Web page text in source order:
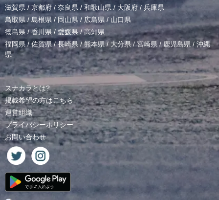
滋賀県 / 京都府 / 奈良県 / 和歌山県/ 大阪府 /兵庫県
鳥取県/ 島根県 /岡山県/ 広島県 / 山口県
徳島県 /香川県 / 愛媛県/高知県
福岡県/佐賀県/長崎県 /熊本県/ 大分県/宮崎県 /鹿児島県 / 沖縄
県
スナカラとは?
掲載希望の方はこちら
運営組織
プライバシーポリシー
お問い合わせ